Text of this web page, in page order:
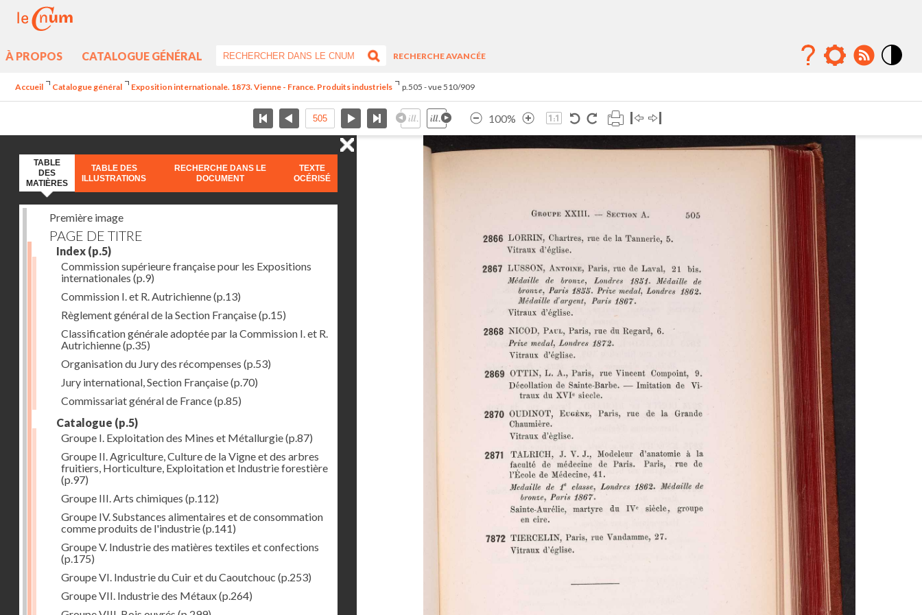
À PROPOS CATALOGUE GÉNÉRAL
RECHERCHE AVANCÉE
Accueil Catalogue général Exposition internationale. 1873. Vienne - France. Produits industriels p.505 - vue 510/909
100%
TABLE
DES
MATIÈRES
TABLE DES
ILLUSTRATIONS
RECHERCHE DANS LE
DOCUMENT
TEXTE
OCÉRISÉ
Première image
PAGE DE TITRE
Index (p.5)
Commission supérieure française pour les Expositions
internationales (p.9)
Commission I. et R. Autrichienne(p.13)
Règlement général de la Section Française(p.15)
Classification générale adoptée par la Commission I. et R.
Autrichienne(p.35)
Organisation du Jury des récompenses (p.53)
Jury international, Section Française(p.70)
Commissariat général de France(p.85)
Catalogue (p.5)
Groupe I. Exploitation des Mines et Métallurgie(p.87)
Groupe II. Agriculture, Culture de la Vigne et des arbres
fruitiers, Horticulture, Exploitation et Industrie forestière
(p.97)
Groupe III. Arts chimiques (p.112)
Groupe IV. Substances alimentaires et de consommation
comme produits de l'industrie(p.141)
Groupe V. Industrie des matières textiles et confections
(p.175)
Groupe VI. Industrie du Cuir et du Caoutchouc (p.253)
Groupe VII. Industrie des Métaux(p.264)